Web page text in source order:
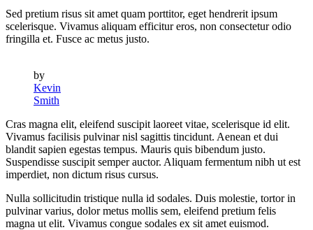
Sed pretium risus sit amet quam porttitor, eget hendrerit ipsum
scelerisque. Vivamus aliquam efficitur eros, non consectetur odio
fringilla et. Fusce ac metus justo.
by
Kevin
Smith
Cras magna elit, eleifend suscipit laoreet vitae, scelerisque id elit.
Vivamus facilisis pulvinar nisl sagittis tincidunt. Aenean et dui
blandit sapien egestas tempus. Mauris quis bibendum justo.
Suspendisse suscipit semper auctor. Aliquam fermentum nibh ut est
imperdiet, non dictum risus cursus.
Nulla sollicitudin tristique nulla id sodales. Duis molestie, tortor in
pulvinar varius, dolor metus mollis sem, eleifend pretium felis
magna ut elit. Vivamus congue sodales ex sit amet euismod.